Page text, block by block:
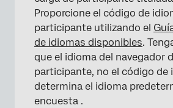
Proporcione el código de
participante utilizando el
de idiomas disponibles.
que el idioma del navegador
participante, no el código de
determina el idioma
encuesta .